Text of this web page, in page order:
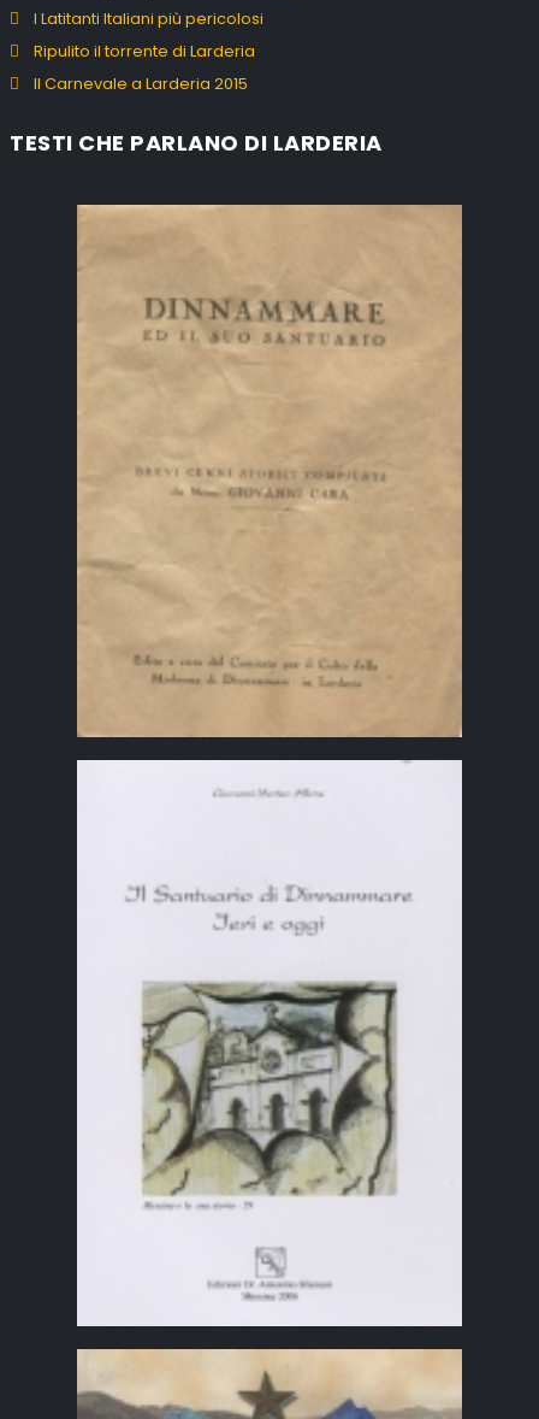
I Latitanti Italiani più pericolosi
Ripulito il torrente di Larderia
Il Carnevale a Larderia 2015
TESTI CHE PARLANO DI LARDERIA